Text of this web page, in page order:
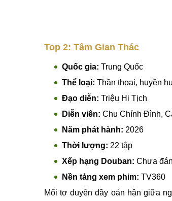
Top 2: Tâm Gian Thác
Quốc gia: Trung Quốc
Thể loại: Thần thoại, huyền
Đạo diễn: Triệu Hi Tịch
Diễn viên: Chu Chính Đình,
Năm phát hành: 2026
Thời lượng: 22 tập
Xếp hạng Douban: Chưa
Nền tảng xem phim: TV360
Mối tơ duyên đầy oán hận giữa